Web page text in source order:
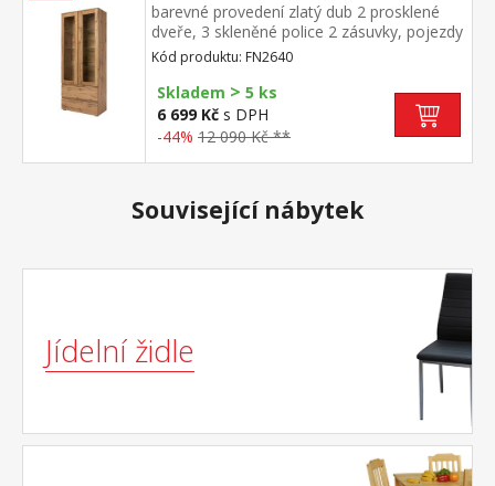
barevné provedení zlatý dub 2 prosklené
dveře, 3 skleněné police 2 zásuvky, pojezdy
s kuličkovými ložisky záda jsou
oboustranná, možno zvolit barevné
provedení zlatý dub nebo bílá
Kód produktu: FN2640
Skladem > 5 ks
6 699 Kč s DPH
-44% 12 090 Kč **
Související nábytek
Jídelní židle